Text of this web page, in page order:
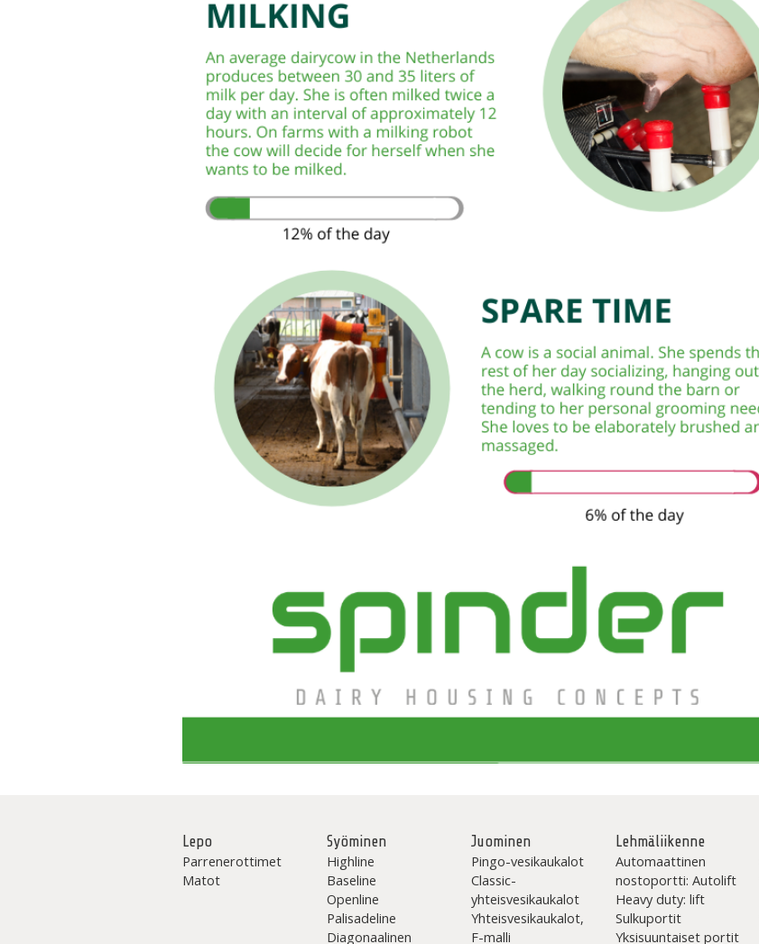
Lepo
Parrenerottimet
Matot
Syöminen
Highline
Baseline
Openline
Palisadeline
Diagonaalinen
Juominen
Pingo-vesikaukalot
Classic-
yhteisvesikaukalot
Yhteisvesikaukalot,
F-malli
Lehmäliikenne
Automaattinen
nostoportti: Autolift
Heavy duty: lift
Sulkuportit
Yksisuuntaiset portit